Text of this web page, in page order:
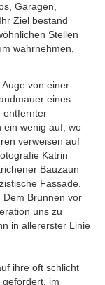
Garagen,
Ziel bestand
Stellen
wahrnehmen,
von einer
eines
entfernter
ein wenig auf, wo
verweisen auf
Katrin
Bauzaun
Fassade.
Brunnen vor
uns zu
in allererster Linie
ihre oft schlicht
im